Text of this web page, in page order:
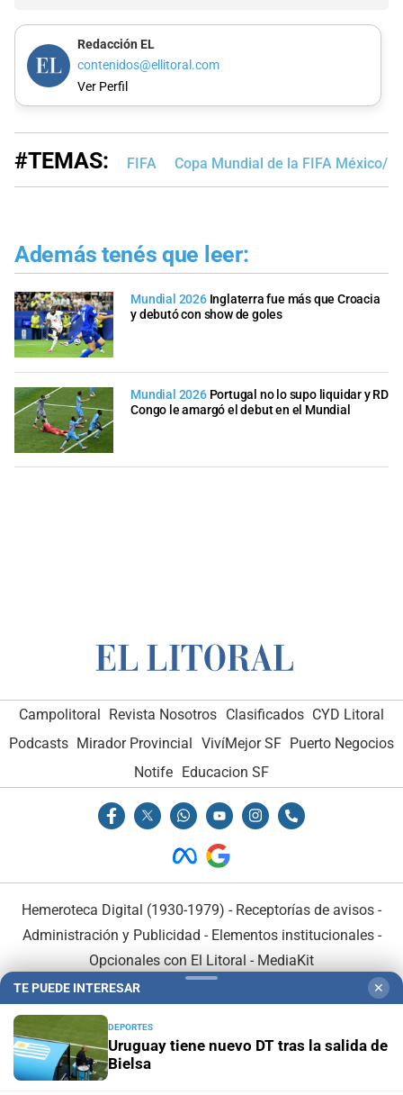
Redacción EL
contenidos@ellitoral.com
Ver Perfil
#TEMAS: FIFA Copa Mundial de la FIFA México/
Además tenés que leer:
Mundial 2026 Inglaterra fue más que Croacia
y debutó con show de goles
Mundial 2026 Portugal no lo supo liquidar y RD
Congo le amargó el debut en el Mundial
Campolitoral Revista Nosotros Clasificados CYD Litoral
Podcasts Mirador Provincial VivíMejor SF Puerto Negocios
Notife Educacion SF
Hemeroteca Digital (1930-1979) - Receptorías de avisos -
Administración y Publicidad - Elementos institucionales-
Opcionales con El Litoral - MediaKit
TE PUEDE INTERESAR ✕
DEPORTES
Uruguay tiene nuevo DT tras la salida de
Bielsa